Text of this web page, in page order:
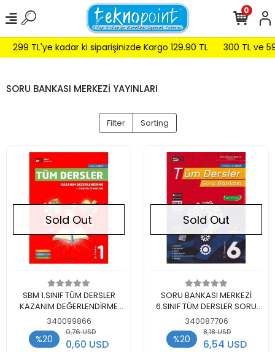
299 TL'ye kadar ki siparişinizde Kargo 129.90 TL 300 TL ve
0
SORU BANKASI MERKEZİ YAYINLARI
Filter Sorting
Out of stock
Sold Out
SBM 1.SINIF TÜM DERSLER
KAZANIM DEĞERLENDİRME
DENEME SINAVI
340099866
%20
0,76 USD
0,60 USD
Out of stock
Sold Out
SORU BANKASI MERKEZİ
6.SINIF TÜM DERSLER SORU
BANKASI
340087706
%20
8,18 USD
6,54 USD